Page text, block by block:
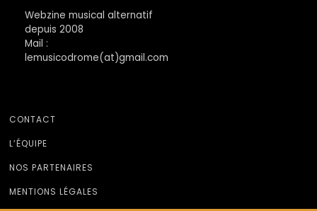
Webzine musical alternatif
depuis 2008
Mail :
lemusicodrome(at)gmail.com
CONTACT
L’ÉQUIPE
NOS PARTENAIRES
MENTIONS LÉGALES